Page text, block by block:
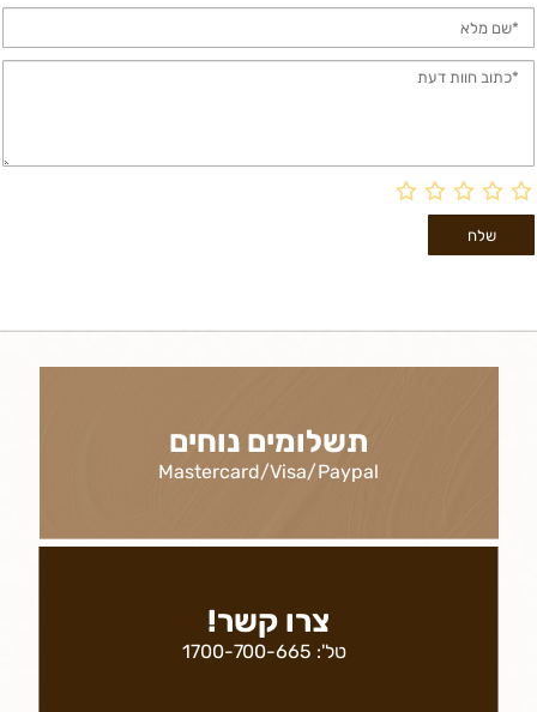
תשלומים נוחים
Mastercard/Visa/Paypal
צרו קשר!
טל': 1700-700-665